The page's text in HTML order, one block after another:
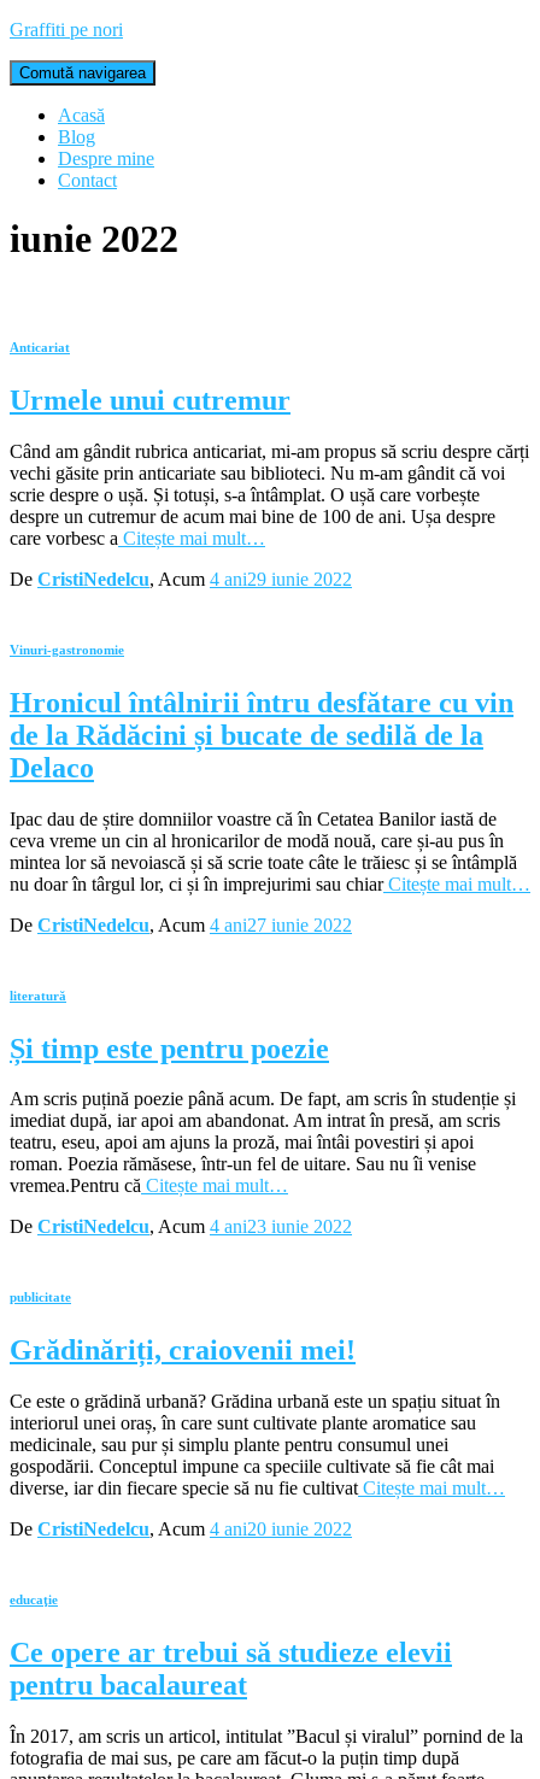
Graffiti pe nori
Comută navigarea
Acasă
Blog
Despre mine
Contact
iunie 2022
Anticariat
Urmele unui cutremur
Când am gândit rubrica anticariat, mi-am propus să scriu despre cărți
vechi găsite prin anticariate sau biblioteci. Nu m-am gândit că voi
scrie despre o ușă. Și totuși, s-a întâmplat. O ușă care vorbește
despre un cutremur de acum mai bine de 100 de ani. Ușa despre
care vorbesc a Citește mai mult…
De CristiNedelcu, Acum 4 ani29 iunie 2022
Vinuri-gastronomie
Hronicul întâlnirii întru desfătare cu vin
de la Rădăcini și bucate de sedilă de la
Delaco
Ipac dau de știre domniilor voastre că în Cetatea Banilor iastă de
ceva vreme un cin al hronicarilor de modă nouă, care și-au pus în
mintea lor să nevoiască și să scrie toate câte le trăiesc și se întâmplă
nu doar în târgul lor, ci și în imprejurimi sau chiarCitește mai mult…
De CristiNedelcu, Acum 4 ani27 iunie 2022
literatură
Și timp este pentru poezie
Am scris puțină poezie până acum. De fapt, am scris în studenție și
imediat după, iar apoi am abandonat. Am intrat în presă, am scris
teatru, eseu, apoi am ajuns la proză, mai întâi povestiri și apoi
roman. Poezia rămăsese, într-un fel de uitare. Sau nu îi venise
vremea.Pentru că Citește mai mult…
De CristiNedelcu, Acum 4 ani23 iunie 2022
publicitate
Grădinăriți, craiovenii mei!
Ce este o grădină urbană? Grădina urbană este un spațiu situat în
interiorul unei oraș, în care sunt cultivate plante aromatice sau
medicinale, sau pur și simplu plante pentru consumul unei
gospodării. Conceptul impune ca speciile cultivate să fie cât mai
diverse, iar din fiecare specie să nu fie cultivat Citește mai mult…
De CristiNedelcu, Acum 4 ani20 iunie 2022
educaţie
Ce opere ar trebui să studieze elevii
pentru bacalaureat
În 2017, am scris un articol, intitulat ”Bacul și viralul” pornind de la
fotografia de mai sus, pe care am făcut-o la puțin timp după